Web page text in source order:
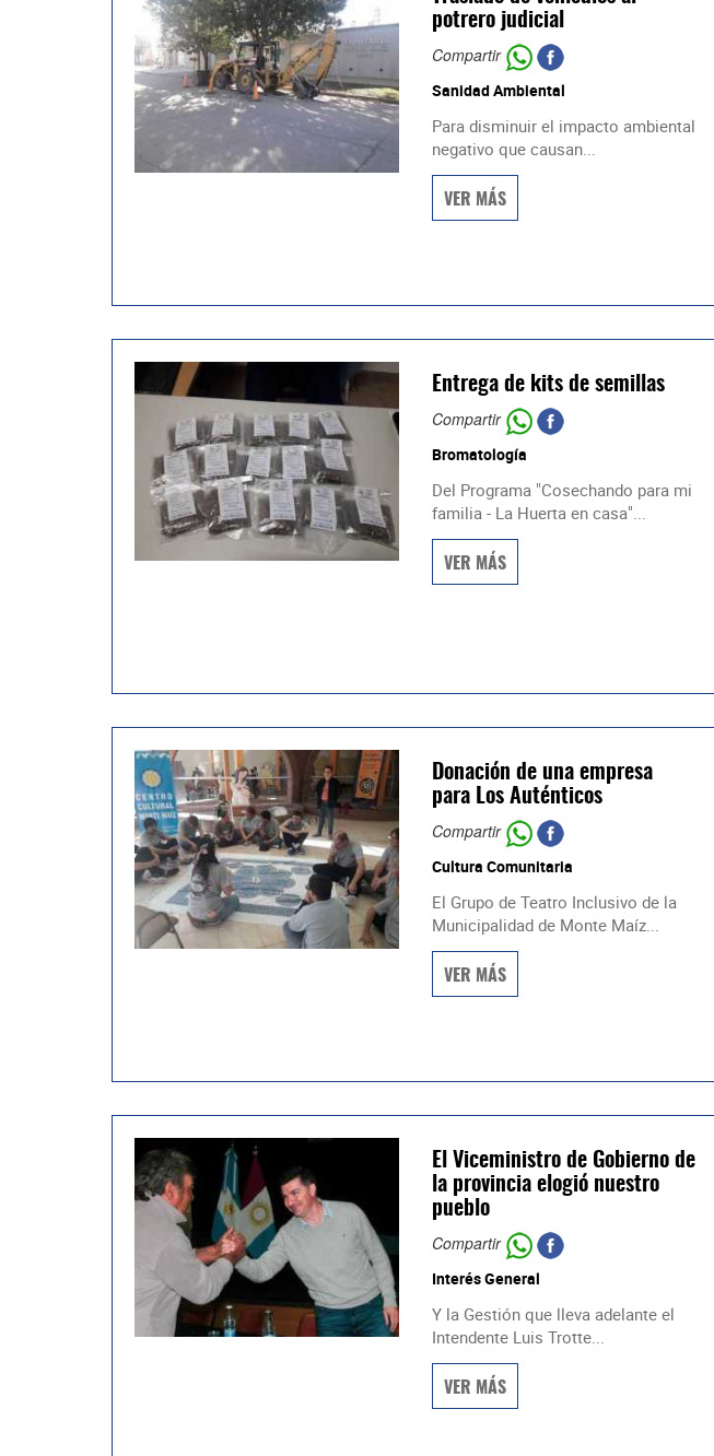
potrero judicial
Compartir
Sanidad Ambiental
Para disminuir el impacto ambiental
negativo que causan...
VER MÁS
Entrega de kits de semillas
Compartir
Bromatología
Del Programa "Cosechando para mi
familia - La Huerta en casa"...
VER MÁS
Donación de una empresa
para Los Auténticos
Compartir
Cultura Comunitaria
El Grupo de Teatro Inclusivo de la
Municipalidad de Monte Maíz...
VER MÁS
El Viceministro de Gobierno de
la provincia elogió nuestro
pueblo
Compartir
Interés General
Y la Gestión que lleva adelante el
Intendente Luis Trotte...
VER MÁS